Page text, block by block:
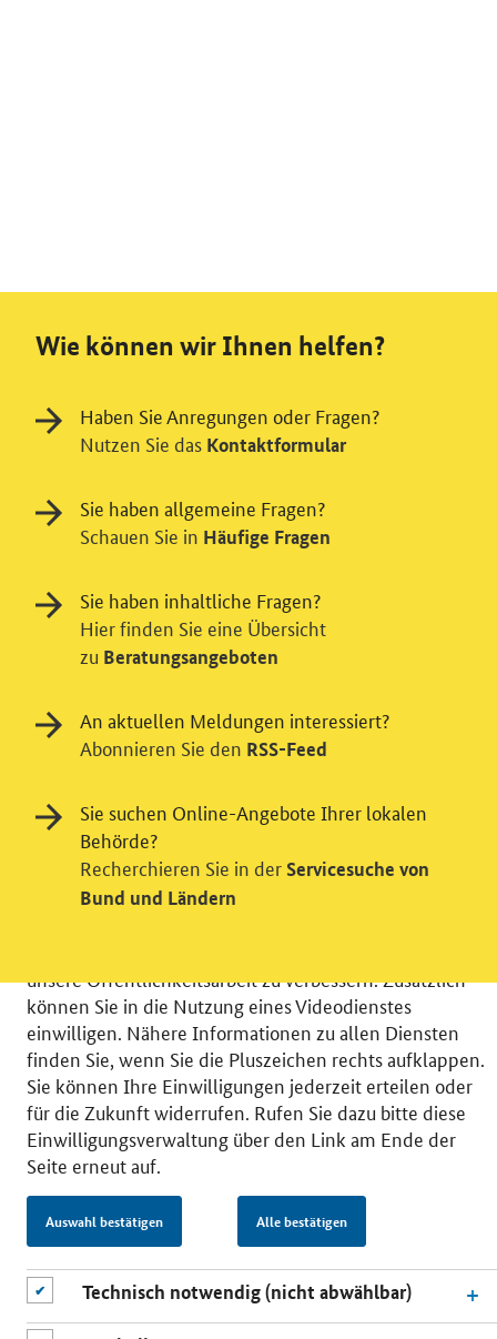
© 2026 Bundesministerium für Wirtschaft und Energie
RSS
Benutzerhinweise
Inhaltsverzeichnis
Impressum
Barrierefreiheit
Datenschutz
Einwilligungsverwaltung
Einwilligung in Tracking und / oder
Videodienst
Wir bitten Sie an dieser Stelle um Ihre Einwilligung für
verschiedene Zusatzdienste unserer Webseite: Wir
unsere Öffentlichkeitsarbeit zu verbessern. Zusätzlich
können Sie in die Nutzung eines Videodienstes
einwilligen. Nähere Informationen zu allen Diensten
finden Sie, wenn Sie die Pluszeichen rechts aufklappen.
Sie können Ihre Einwilligungen jederzeit erteilen oder
für die Zukunft widerrufen. Rufen Sie dazu bitte diese
Einwilligungsverwaltung über den Link am Ende der
Seite erneut auf.
Auswahl bestätigen Alle bestätigen
Technisch notwendig (nicht abwählbar)
Wie können wir Ihnen helfen?
Haben Sie Anregungen oder Fragen?
Nutzen Sie das Kontaktformular
Sie haben allgemeine Fragen?
Schauen Sie in Häufige Fragen
Sie haben inhaltliche Fragen?
Hier finden Sie eine Übersicht
zu Beratungsangeboten
An aktuellen Meldungen interessiert?
Abonnieren Sie den RSS-Feed
Sie suchen Online-Angebote Ihrer lokalen
Behörde?
Recherchieren Sie in der Servicesuche von
Bund und Ländern